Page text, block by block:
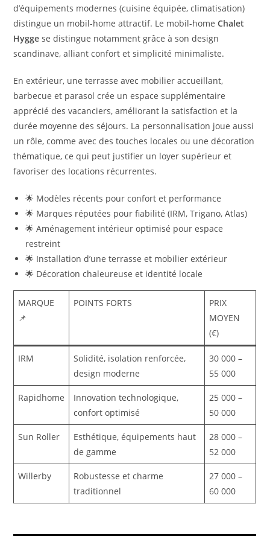
d’équipements modernes (cuisine équipée, climatisation)
distingue un mobil-home attractif. Le mobil-homeChalet
Hygge se distingue notamment grâce à son design
scandinave, alliant confort et simplicité minimaliste.
En extérieur, une terrasse avec mobilier accueillant,
barbecue et parasol crée un espace supplémentaire
apprécié des vacanciers, améliorant la satisfaction et la
durée moyenne des séjours. La personnalisation joue aussi
un rôle, comme avec des touches locales ou une décoration
thématique, ce qui peut justifier un loyer supérieur et
favoriser des locations récurrentes.
🌟 Modèles récents pour confort et performance
🌟 Marques réputées pour fiabilité (IRM, Trigano, Atlas)
🌟 Aménagement intérieur optimisé pour espace
restreint
🌟 Installation d’une terrasse et mobilier extérieur
🌟 Décoration chaleureuse et identité locale
MARQUE
📌
POINTS FORTS
PRIX
MOYEN
(€)
IRM
Solidité, isolation renforcée,
design moderne
30 000 –
55 000
Rapidhome
Innovation technologique,
confort optimisé
25 000 –
50 000
Sun Roller
Esthétique, équipements haut
de gamme
28 000 –
52 000
Willerby
Robustesse et charme
traditionnel
27 000 –
60 000